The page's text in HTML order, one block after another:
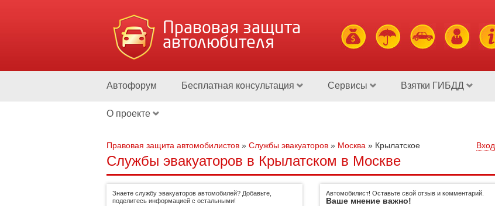
Правовая защита
автолюбителя
Автофорум Бесплатная консультация Сервисы Взятки ГИБДД
О проекте
Правовая защита автомобилистов » Службы эвакуаторов » Москва » Крылатское Вход
Службы эвакуаторов в Крылатском в Москве
Знаете службу эвакуаторов автомобилей? Добавьте,
поделитесь информацией с остальными!
Автомобилист! Оставьте свой отзыв и комментарий.
Ваше мнение важно!